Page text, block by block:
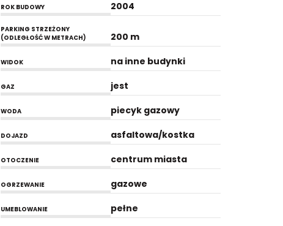
ROK BUDOWY 2004
PARKING STRZEŻONY
(ODLEGŁOŚĆ W METRACH)
200 m
WIDOK na inne budynki
GAZ jest
WODA piecyk gazowy
DOJAZD asfaltowa/kostka
OTOCZENIE centrum miasta
OGRZEWANIE gazowe
UMEBLOWANIE pełne